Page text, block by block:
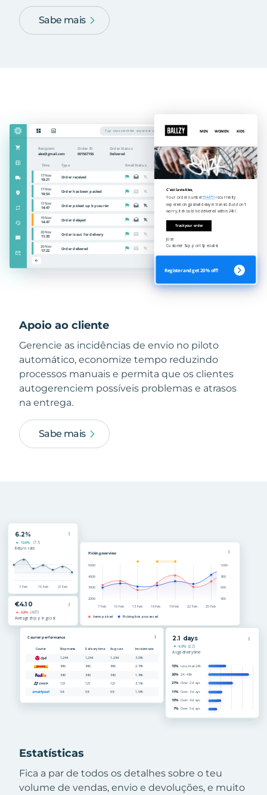
Sabe mais
Apoio ao cliente
Gerencie as incidências de envio no piloto
automático, economize tempo reduzindo
processos manuais e permita que os clientes
autogerenciem possíveis problemas e atrasos
na entrega.
Sabe mais
Estatísticas
Fica a par de todos os detalhes sobre o teu
volume de vendas, envio e devoluções, e muito